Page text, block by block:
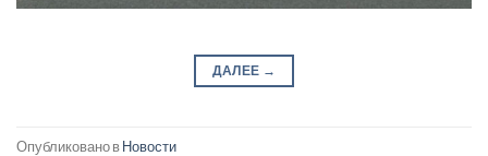
ДАЛЕЕ →
Опубликовано вНовости